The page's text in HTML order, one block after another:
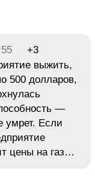
+3
выжить,
500 долларов,
—
умрет. Если
цены на газ…